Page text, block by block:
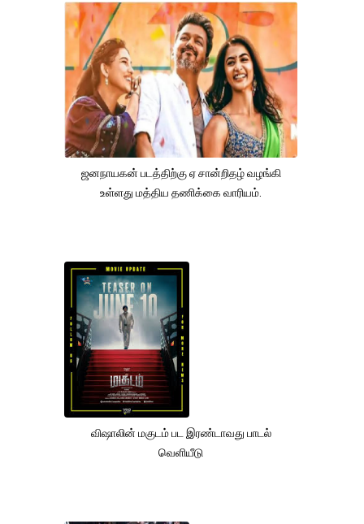
ஜனநாயகன் படத்திற்கு ஏ சான்றிதழ் வழங்கி
உள்ளது மத்திய தணிக்கை வாரியம்.
விஷாலின் மகுடம் பட இரண்டாவது பாடல்
வெளியீடு